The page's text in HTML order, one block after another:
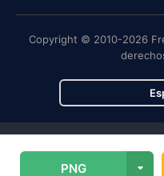
PNG
Copyright © 2010-2026